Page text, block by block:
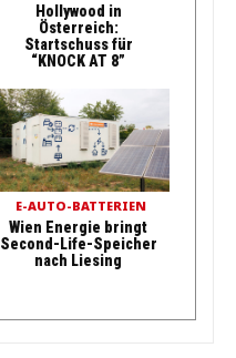
Hollywood in
Österreich:
Startschuss für
“KNOCK AT 8”
E-AUTO-BATTERIEN
Wien Energie bringt
Second-Life-Speicher
nach Liesing